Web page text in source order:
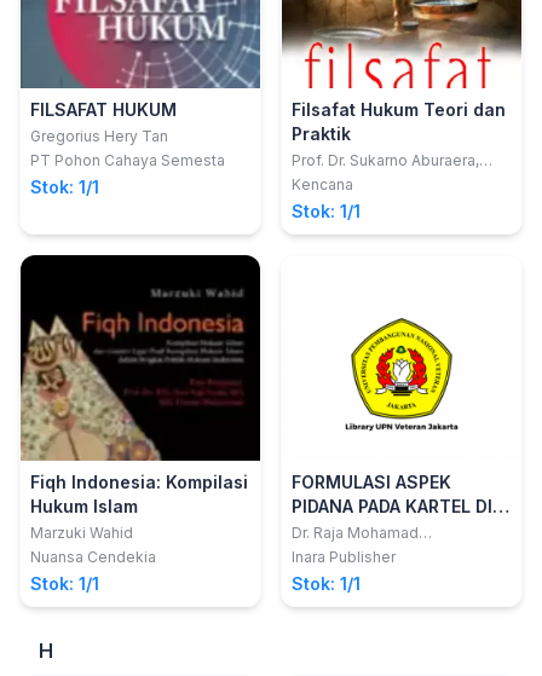
FILSAFAT HUKUM
Gregorius Hery Tan
PT Pohon Cahaya Semesta
Stok: 1/1
Filsafat Hukum Teori dan
Praktik
Prof. Dr. Sukarno Aburaera,
S.H.; Prof. Dr. Muhadar, S.H.,
Kencana
Stok: 1/1
Fiqh Indonesia: Kompilasi
Hukum Islam
Marzuki Wahid
Nuansa Cendekia
Stok: 1/1
FORMULASI ASPEK
PIDANA PADA KARTEL DI
INDONESIA
Dr. Raja Mohamad
Rozi,S.H.,M.H
Inara Publisher
Stok: 1/1
H